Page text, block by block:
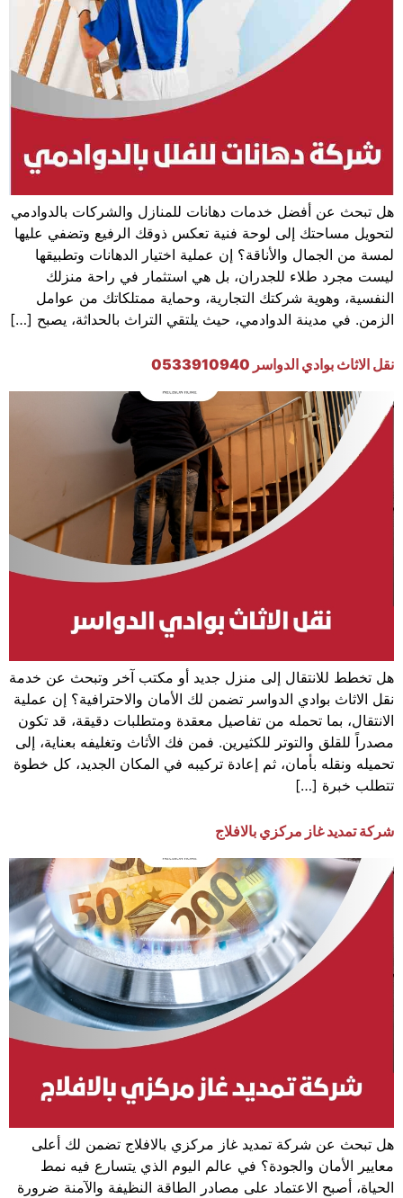
هل تبحث عن أفضل خدمات دهانات للمنازل والشركات بالدوادمي
لتحويل مساحتك إلى لوحة فنية تعكس ذوقك الرفيع وتضفي عليها
لمسة من الجمال والأناقة؟ إن عملية اختيار الدهانات وتطبيقها
ليست مجرد طلاء للجدران، بل هي استثمار في راحة منزلك
النفسية، وهوية شركتك التجارية، وحماية ممتلكاتك من عوامل
الزمن. في مدينة الدوادمي، حيث يلتقي التراث بالحداثة، يصبح […]
نقل الاثاث بوادي الدواسر 0533910940
هل تخطط للانتقال إلى منزل جديد أو مكتب آخر وتبحث عن خدمة
نقل الاثاث بوادي الدواسر تضمن لك الأمان والاحترافية؟ إن عملية
الانتقال، بما تحمله من تفاصيل معقدة ومتطلبات دقيقة، قد تكون
مصدراً للقلق والتوتر للكثيرين. فمن فك الأثاث وتغليفه بعناية، إلى
تحميله ونقله بأمان، ثم إعادة تركيبه في المكان الجديد، كل خطوة
تتطلب خبرة […]
شركة تمديد غاز مركزي بالافلاج
هل تبحث عن شركة تمديد غاز مركزي بالافلاج تضمن لك أعلى
معايير الأمان والجودة؟ في عالم اليوم الذي يتسارع فيه نمط
الحياة، أصبح الاعتماد على مصادر الطاقة النظيفة والآمنة ضرورة